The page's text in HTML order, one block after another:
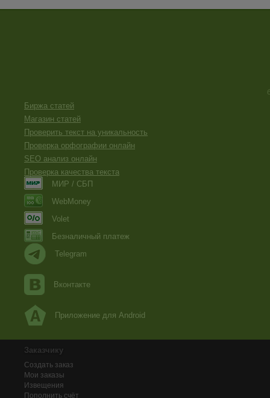
Биржа статей
Магазин статей
Проверить текст на уникальность
Проверка орфографии онлайн
SEO анализ онлайн
Проверка качества текста
МИР / СБП
WebMoney
Volet
Безналичный платеж
Telegram
Вконтакте
Приложение для Android
Заказчику
Создать заказ
Мои заказы
Извещения
Пополнить счёт